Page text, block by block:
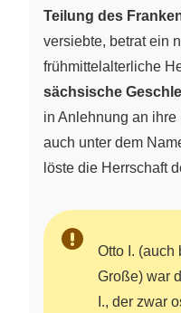
Teilung des
versiebte, betrat ein
frühmittelalterliche
sächsische
in Anlehnung an ihre
auch unter dem
löste die Herrschaft
Otto I. (auch
Große) war
I., der zwar